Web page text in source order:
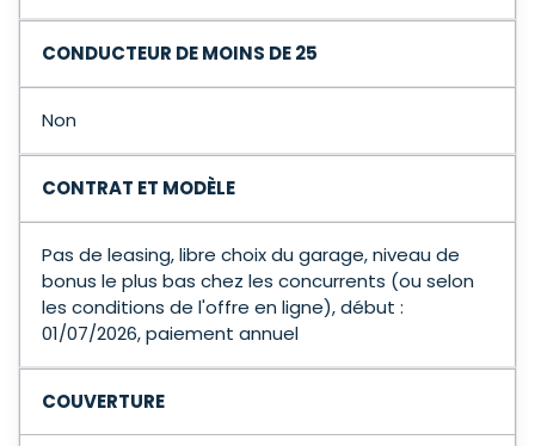
CONDUCTEUR DE MOINS DE 25
Non
CONTRAT ET MODÈLE
Pas de leasing, libre choix du garage, niveau de
bonus le plus bas chez les concurrents (ou selon
les conditions de l'offre en ligne), début :
01/07/2026, paiement annuel
COUVERTURE